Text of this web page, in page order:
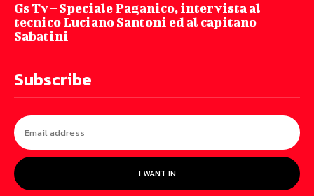
Gs Tv – Speciale Paganico, intervista al
tecnico Luciano Santoni ed al capitano
Sabatini
Subscribe
I WANT IN